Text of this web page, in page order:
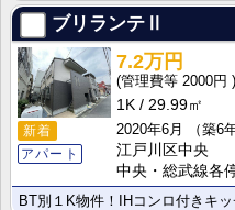
ブリランテⅡ
新着
アパート
7.2万円
2000円
1K
29.99㎡
2020年6月
（築6
江戸川区中央
中央・総武線各
BT別１K物件！IHコンロ付きキ